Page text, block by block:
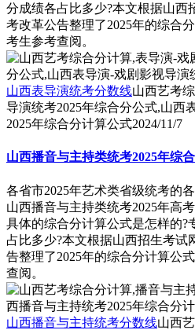
分成绩各占比多少?本文根据山西
考改革公告整理了2025年的综合
考生参考查阅。
山西表导演统考分数线山西艺考
导演统考2025年综合分公式,山西
2025年综合分计算公式2024/11/7
山西播音与主持类统考2025年综
各省市2025年艺术类省级统考的
山西播音与主持类统考2025年高
具体的综合分计算公式是怎样的?
占比多少?本文根据山西招生考试
告整理了2025年的综合分计算公
查阅。
山西播音与主持统考分数线山西